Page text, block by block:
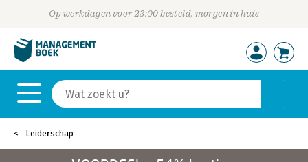
Op werkdagen voor 23:00 besteld, morgen in huis
Leiderschap